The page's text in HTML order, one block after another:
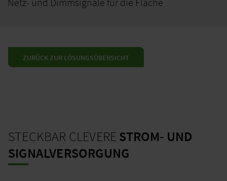
ZURÜCK ZUR LÖSUNGSÜBERSICHT
STECKBAR CLEVERE STROM- UND
SIGNALVERSORGUNG